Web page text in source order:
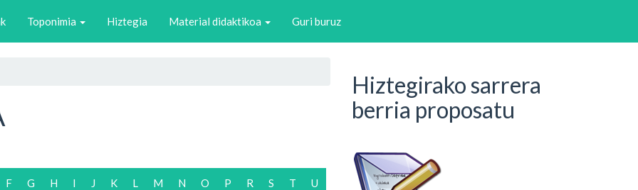
Toponimia Hiztegia Material didaktikoa Guri buruz
F G H I J K L M N O P R S T U
Hiztegirako sarrera
berria proposatu